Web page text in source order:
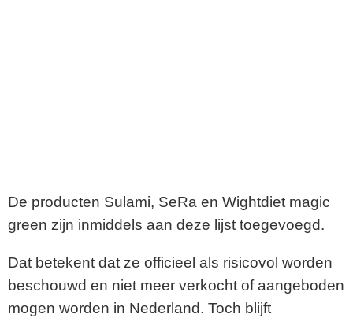
De producten Sulami, SeRa en Wightdiet magic
green zijn inmiddels aan deze lijst toegevoegd.
Dat betekent dat ze officieel als risicovol worden
beschouwd en niet meer verkocht of aangeboden
mogen worden in Nederland. Toch blijft